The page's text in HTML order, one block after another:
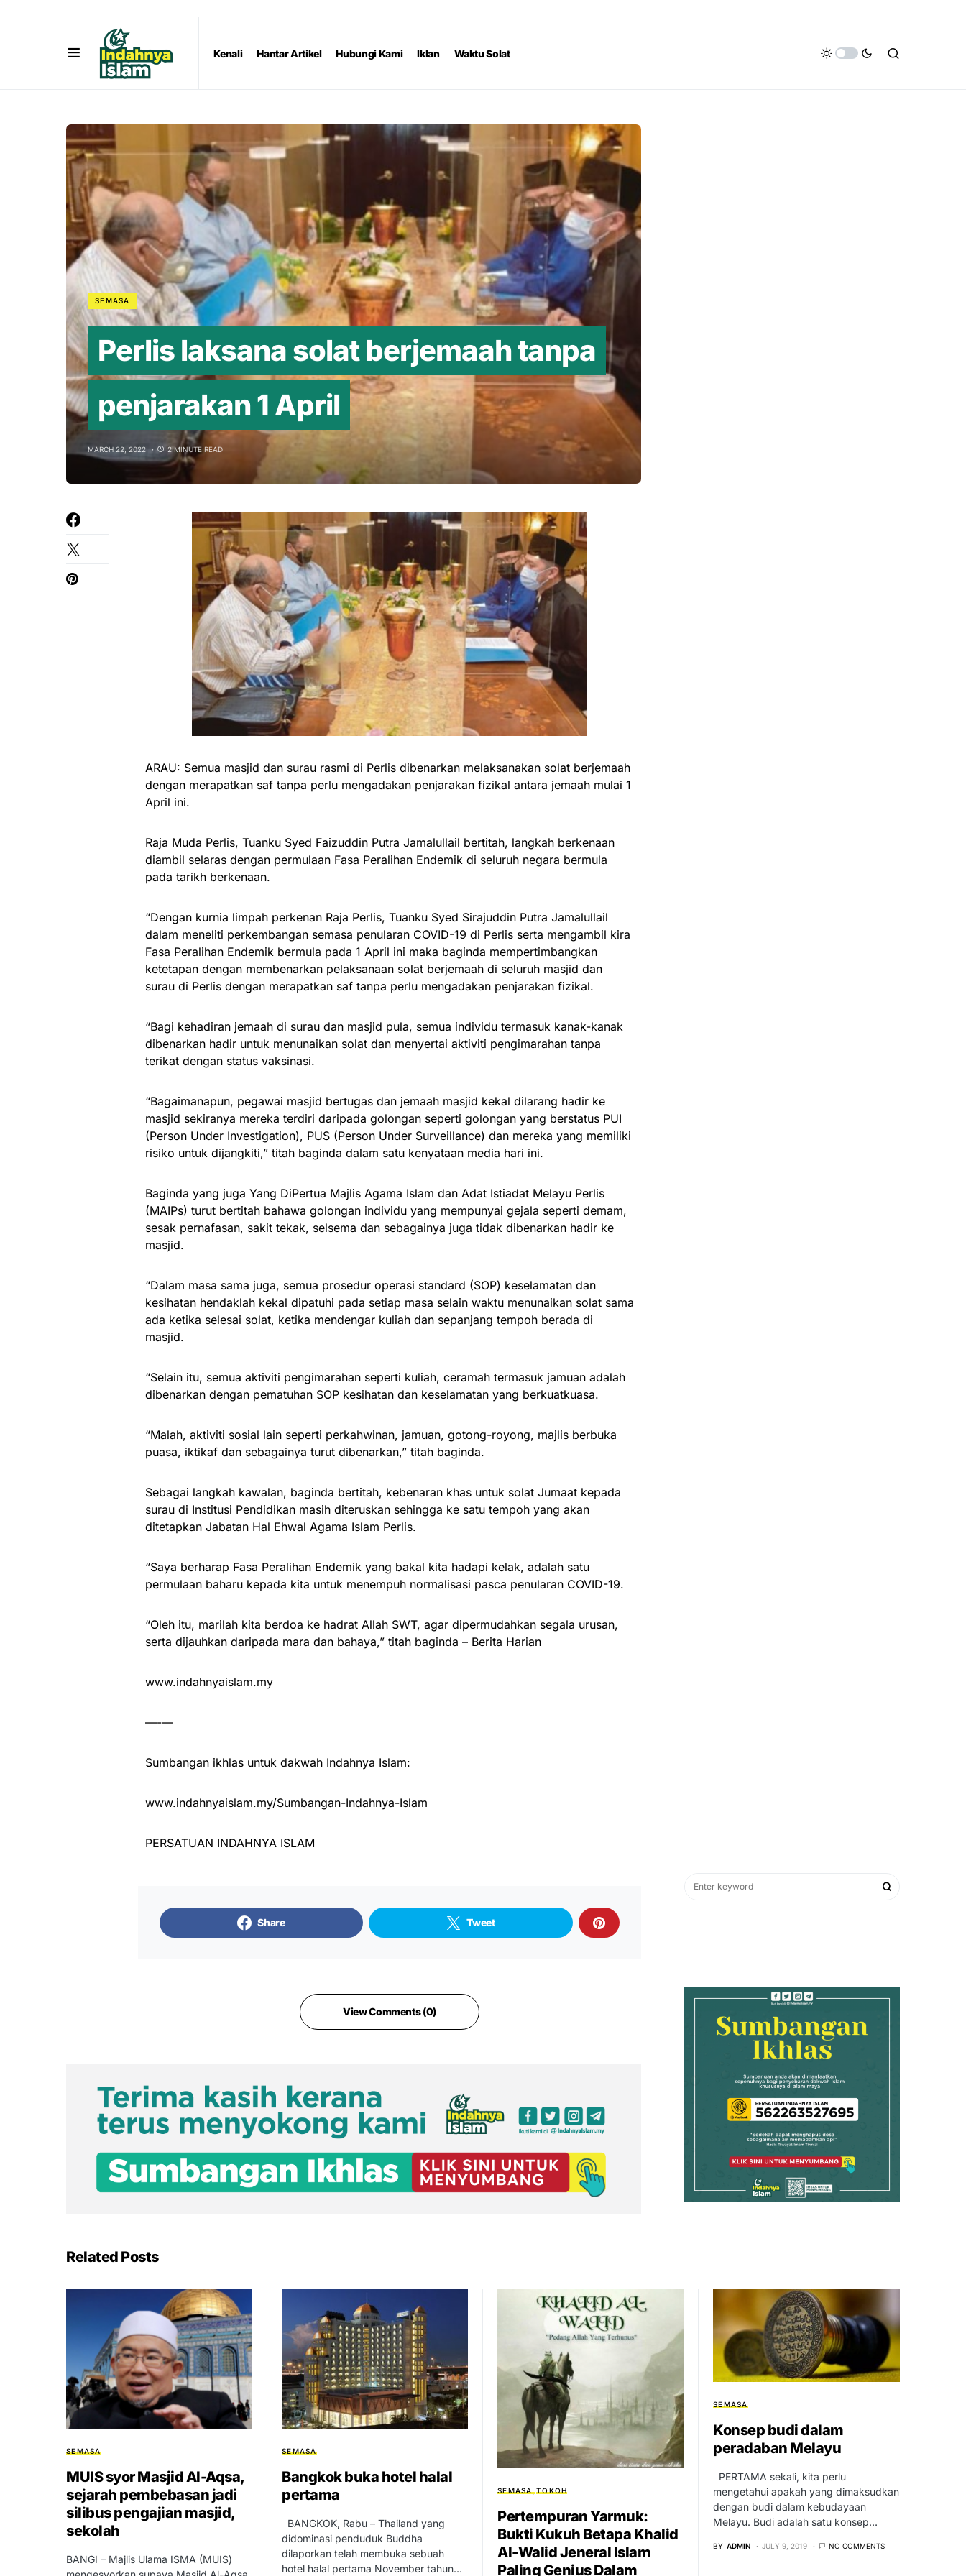
Kenali Hantar Artikel Hubungi Kami Iklan Waktu Solat
SEMASA
Perlis laksana solat berjemaah tanpa
penjarakan 1 April
MARCH 22, 2022 2 MINUTE READ
ARAU: Semua masjid dan surau rasmi di Perlis dibenarkan melaksanakan solat berjemaah
dengan merapatkan saf tanpa perlu mengadakan penjarakan fizikal antara jemaah mulai 1
April ini.
Raja Muda Perlis, Tuanku Syed Faizuddin Putra Jamalullail bertitah, langkah berkenaan
diambil selaras dengan permulaan Fasa Peralihan Endemik di seluruh negara bermula
pada tarikh berkenaan.
“Dengan kurnia limpah perkenan Raja Perlis, Tuanku Syed Sirajuddin Putra Jamalullail
dalam meneliti perkembangan semasa penularan COVID-19 di Perlis serta mengambil kira
Fasa Peralihan Endemik bermula pada 1 April ini maka baginda mempertimbangkan
ketetapan dengan membenarkan pelaksanaan solat berjemaah di seluruh masjid dan
surau di Perlis dengan merapatkan saf tanpa perlu mengadakan penjarakan fizikal.
“Bagi kehadiran jemaah di surau dan masjid pula, semua individu termasuk kanak-kanak
dibenarkan hadir untuk menunaikan solat dan menyertai aktiviti pengimarahan tanpa
terikat dengan status vaksinasi.
“Bagaimanapun, pegawai masjid bertugas dan jemaah masjid kekal dilarang hadir ke
masjid sekiranya mereka terdiri daripada golongan seperti golongan yang berstatus PUI
(Person Under Investigation), PUS (Person Under Surveillance) dan mereka yang memiliki
risiko untuk dijangkiti,” titah baginda dalam satu kenyataan media hari ini.
Baginda yang juga Yang DiPertua Majlis Agama Islam dan Adat Istiadat Melayu Perlis
(MAIPs) turut bertitah bahawa golongan individu yang mempunyai gejala seperti demam,
sesak pernafasan, sakit tekak, selsema dan sebagainya juga tidak dibenarkan hadir ke
masjid.
“Dalam masa sama juga, semua prosedur operasi standard (SOP) keselamatan dan
kesihatan hendaklah kekal dipatuhi pada setiap masa selain waktu menunaikan solat sama
ada ketika selesai solat, ketika mendengar kuliah dan sepanjang tempoh berada di
masjid.
“Selain itu, semua aktiviti pengimarahan seperti kuliah, ceramah termasuk jamuan adalah
dibenarkan dengan pematuhan SOP kesihatan dan keselamatan yang berkuatkuasa.
“Malah, aktiviti sosial lain seperti perkahwinan, jamuan, gotong-royong, majlis berbuka
puasa, iktikaf dan sebagainya turut dibenarkan,” titah baginda.
Sebagai langkah kawalan, baginda bertitah, kebenaran khas untuk solat Jumaat kepada
surau di Institusi Pendidikan masih diteruskan sehingga ke satu tempoh yang akan
ditetapkan Jabatan Hal Ehwal Agama Islam Perlis.
“Saya berharap Fasa Peralihan Endemik yang bakal kita hadapi kelak, adalah satu
permulaan baharu kepada kita untuk menempuh normalisasi pasca penularan COVID-19.
“Oleh itu, marilah kita berdoa ke hadrat Allah SWT, agar dipermudahkan segala urusan,
serta dijauhkan daripada mara dan bahaya,” titah baginda – Berita Harian
www.indahnyaislam.my
—-—
Sumbangan ikhlas untuk dakwah Indahnya Islam:
www.indahnyaislam.my/Sumbangan-Indahnya-Islam
PERSATUAN INDAHNYA ISLAM
Share Tweet
View Comments (0)
Related Posts
SEMASA
MUIS syor Masjid Al-Aqsa,
sejarah pembebasan jadi
silibus pengajian masjid,
sekolah
BANGI – Majlis Ulama ISMA (MUIS)
SEMASA
Bangkok buka hotel halal
pertama
BANGKOK, Rabu – Thailand yang
didominasi penduduk Buddha
dilaporkan telah membuka sebuah
hotel halal pertama November tahun…
SEMASA TOKOH
Pertempuran Yarmuk:
Bukti Kukuh Betapa Khalid
Al-Walid Jeneral Islam
Paling Genius Dalam
SEMASA
Konsep budi dalam
peradaban Melayu
PERTAMA sekali, kita perlu
mengetahui apakah yang dimaksudkan
dengan budi dalam kebudayaan
Melayu. Budi adalah satu konsep…
BY ADMIN JULY 9, 2019 NO COMMENTS